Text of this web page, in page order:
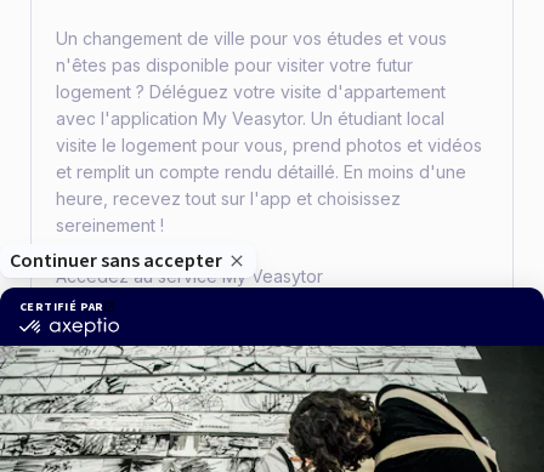
Un changement de ville pour vos études et vous
n'êtes pas disponible pour visiter votre futur
logement ? Déléguez votre visite d'appartement
avec l'application My Veasytor. Un étudiant local
visite le logement pour vous, prend photos et vidéos
et remplit un compte rendu détaillé. En moins d'une
heure, recevez tout sur l'app et choisissez
sereinement !
Accédez au service My Veasytor